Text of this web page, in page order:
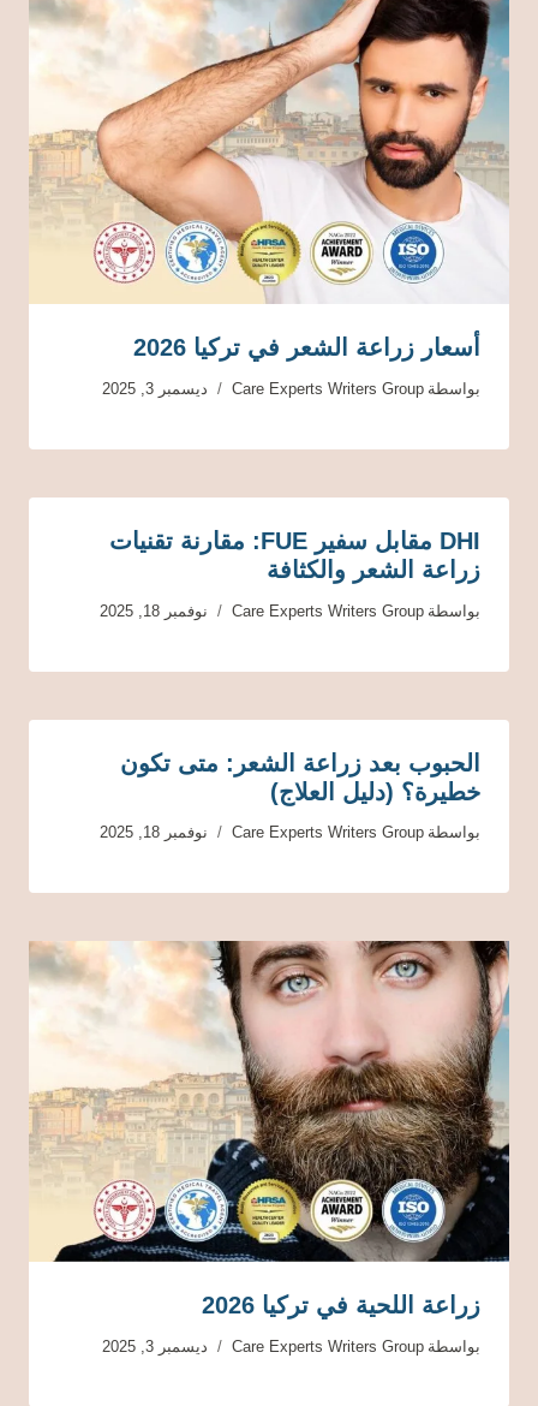
أسعار زراعة الشعر في تركيا 2026
بواسطة Care Experts Writers Group ديسمبر 3, 2025
DHI مقابل سفير FUE: مقارنة تقنيات
زراعة الشعر والكثافة
بواسطة Care Experts Writers Group نوفمبر 18, 2025
الحبوب بعد زراعة الشعر: متى تكون
خطيرة؟ (دليل العلاج)
بواسطة Care Experts Writers Group نوفمبر 18, 2025
زراعة اللحية في تركيا 2026
بواسطة Care Experts Writers Group ديسمبر 3, 2025